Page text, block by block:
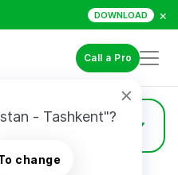
DOWNLOAD ×
Call a Pro
- Tashkent"?
change
49